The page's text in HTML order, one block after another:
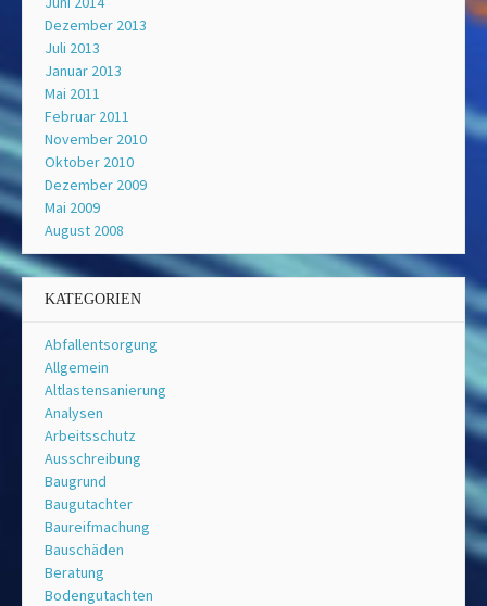
Dezember 2013
Juli 2013
Januar 2013
Mai 2011
Februar 2011
November 2010
Oktober 2010
Dezember 2009
Mai 2009
August 2008
KATEGORIEN
Abfallentsorgung
Allgemein
Altlastensanierung
Analysen
Arbeitsschutz
Ausschreibung
Baugrund
Baugutachter
Baureifmachung
Bauschäden
Beratung
Bodengutachten